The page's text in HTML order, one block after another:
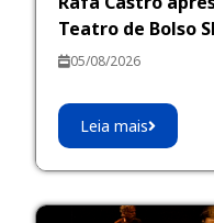
Teatro de Bolso
05/08/2026
Leia mais